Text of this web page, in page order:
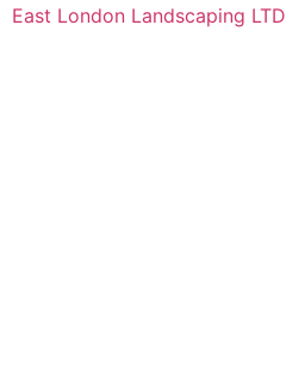
East London Landscaping LTD